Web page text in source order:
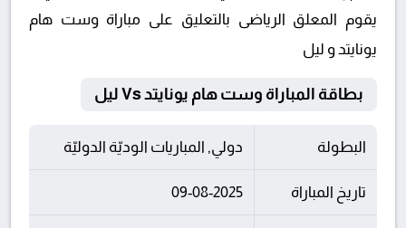
يقوم المعلق الرياضى بالتعليق على مباراة وست هام
يونايتد و ليل
بطاقة المباراة وست هام يونايتد Vs ليل
البطولة دولي, المباريات الوديّة الدوليّة
تاريخ المباراة 09-08-2025